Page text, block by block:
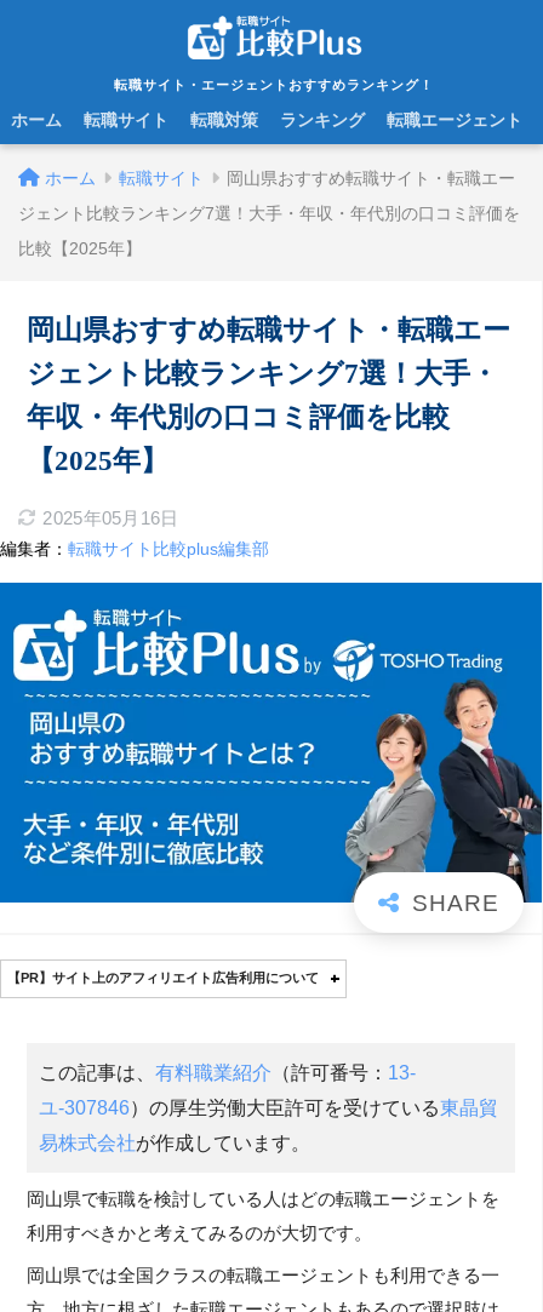
転職サイト・エージェントおすすめランキング！
ホーム 転職サイト 転職対策 ランキング 転職エージェント
ホーム 転職サイト
岡山県おすすめ転職サイト・転職エー
ジェント比較ランキング7選！大手・年収・年代別の口コミ評価を
比較【2025年】
岡山県おすすめ転職サイト・転職エー
ジェント比較ランキング7選！大手・
年収・年代別の口コミ評価を比較
【2025年】
2025年05月16日
編集者： 転職サイト比較plus編集部
【PR】サイト上のアフィリエイト広告利用について
この記事は、有料職業紹介 （許可番号： 13-
ユ-307846）の厚生労働大臣許可を受けている東晶貿
易株式会社が作成しています。
岡山県で転職を検討している人はどの転職エージェントを
利用すべきかと考えてみるのが大切です。
岡山県では全国クラスの転職エージェントも利用できる一